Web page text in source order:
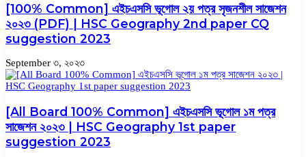
[100% Common] এইচএসসি ভূগোল ২য় পত্র সৃজনশীল সাজেশন
২০২৩ (PDF) | HSC Geography 2nd paper CQ
suggestion 2023
September ৩, ২০২৩
[All Board 100% Common] এইচএসসি ভূগোল ১ম পত্র
সাজেশন ২০২৩ | HSC Geography 1st paper
suggestion 2023